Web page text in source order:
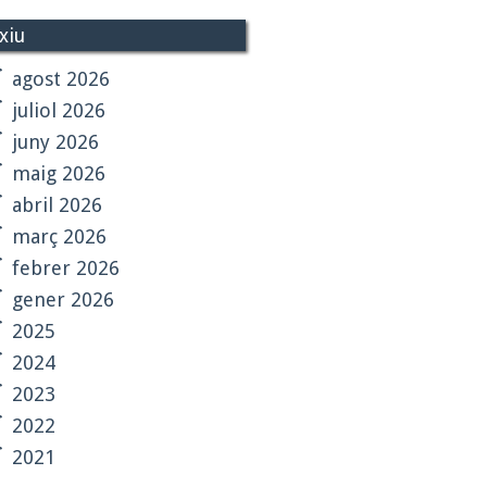
agost 2026
juliol 2026
juny 2026
maig 2026
abril 2026
març 2026
febrer 2026
gener 2026
2025
2024
2023
2022
2021